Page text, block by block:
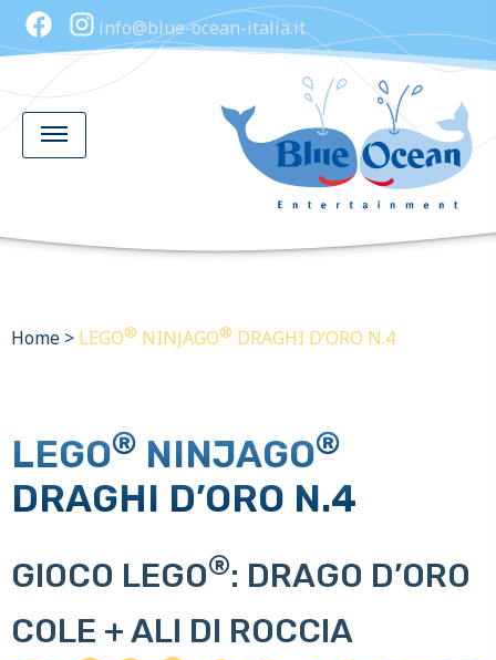
info@blue-ocean-italia.it
Home > LEGO® NINJAGO® DRAGHI D’ORO N.4
LEGO® NINJAGO®
DRAGHI D’ORO N.4
GIOCO LEGO®: DRAGO D’ORO
COLE + ALI DI ROCCIA